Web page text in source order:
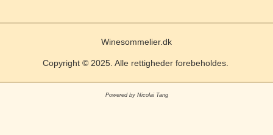
Winesommelier.dk
Copyright © 2025. Alle rettigheder forebeholdes.
Powered by Nicolai Tang